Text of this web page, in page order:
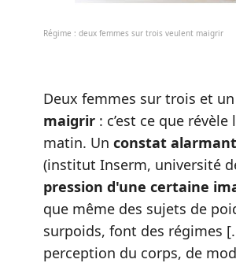
Régime : deux femmes sur trois veulent maigrir
Deux femmes sur trois et
maigrir : c’est ce que
matin. Un constat alarmant
(institut Inserm, université
pression d'une certaine
que même des sujets de
surpoids, font des régimes
perception du corps, de